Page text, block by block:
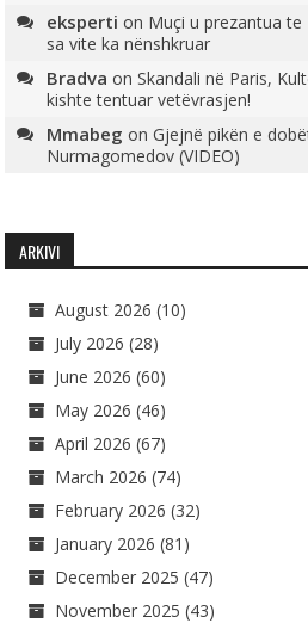
eksperti on Muçi u prezantua te
sa vite ka nënshkruar
Bradva onSkandali në Paris,
kishte tentuar vetëvrasjen!
Mmabeg onGjejnë pikën e
Nurmagomedov (VIDEO)
ARKIVI
August 2026 (10)
July 2026 (28)
June 2026 (60)
May 2026 (46)
April 2026 (67)
March 2026 (74)
February 2026 (32)
January 2026 (81)
December 2025 (47)
November 2025 (43)